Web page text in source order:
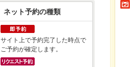
ネット予約の種類
サイト上で予約完了した時点で
ご予約が確定します。